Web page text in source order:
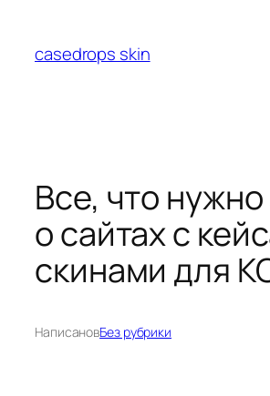
содержимому
casedrops skin
Все, что нужно
о сайтах с
скинами для
НаписановБез рубрики